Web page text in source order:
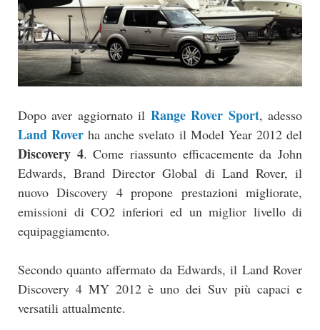
Dopo aver aggiornato il Range Rover Sport, adesso
Land Rover ha anche svelato il Model Year 2012 del
Discovery 4. Come riassunto efficacemente da John
Edwards, Brand Director Global di Land Rover, il
nuovo Discovery 4 propone prestazioni migliorate,
emissioni di CO2 inferiori ed un miglior livello di
equipaggiamento.
Secondo quanto affermato da Edwards, il Land Rover
Discovery 4 MY 2012 è uno dei Suv più capaci e
versatili attualmente.